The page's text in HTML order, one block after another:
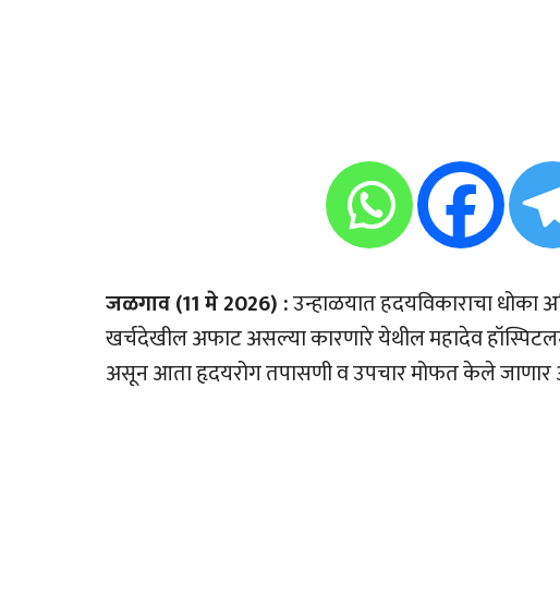
जळगाव (11 मे 2026) :उन्हाळयात हदयविकाराचा
खर्चदेखील अफाट असल्या कारणारे येथील महादेव
असून आता हृदयरोग तपासणी व उपचार मोफत केले